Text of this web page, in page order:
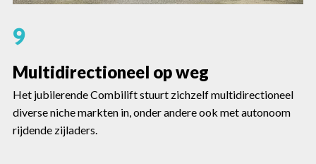
9
Multidirectioneel op weg
Het jubilerende Combilift stuurt zichzelf multidirectioneel
diverse niche markten in, onder andere ook met autonoom
rijdende zijladers.